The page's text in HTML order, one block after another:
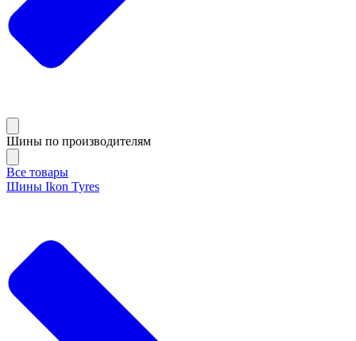
Шины по производителям
Все товары
Шины Ikon Tyres